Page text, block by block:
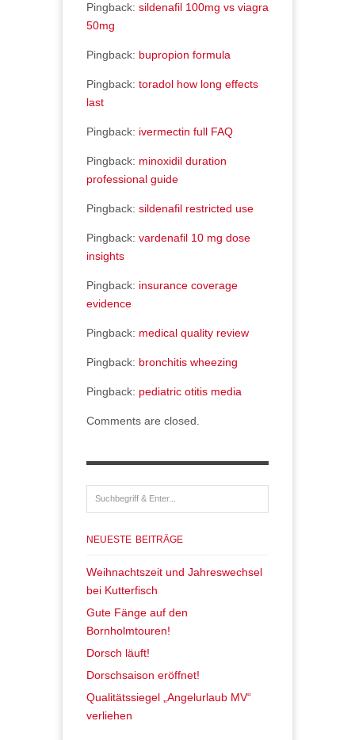
Pingback: sildenafil 100mg vs viagra
50mg
Pingback: bupropion formula
Pingback: toradol how long effects
last
Pingback: ivermectin full FAQ
Pingback: minoxidil duration
professional guide
Pingback: sildenafil restricted use
Pingback: vardenafil 10 mg dose
insights
Pingback: insurance coverage
evidence
Pingback: medical quality review
Pingback: bronchitis wheezing
Pingback: pediatric otitis media
Comments are closed.
NEUESTE BEITRÄGE
Weihnachtszeit und Jahreswechsel
bei Kutterfisch
Gute Fänge auf den
Bornholmtouren!
Dorsch läuft!
Dorschsaison eröffnet!
Qualitätssiegel „Angelurlaub MV“
verliehen